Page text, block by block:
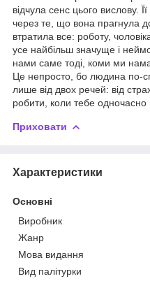
відчула сенс цього вислову.
через те, що вона прагнула
втратила все: роботу,
усе найбільш значуще і
нами саме тоді, коми ми
Це непросто, бо людина по-
лише від двох речей: від
робити, коли тебе одночасно
Приховати
Характеристики
Основні
Виробник
Жанр
Мова видання
Вид палітурки